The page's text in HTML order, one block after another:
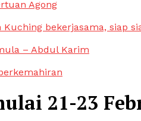
Agong
bekerjasama, siap
– Abdul Karim
21-23